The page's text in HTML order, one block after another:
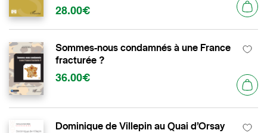
28.00€
Sommes-nous condamnés à une France
fracturée ?
36.00€
Dominique de Villepin au Quai d’Orsay